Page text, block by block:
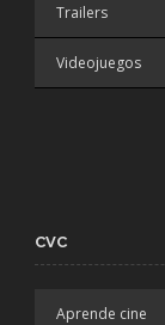
Trailers
Videojuegos
CVC
Aprende cine